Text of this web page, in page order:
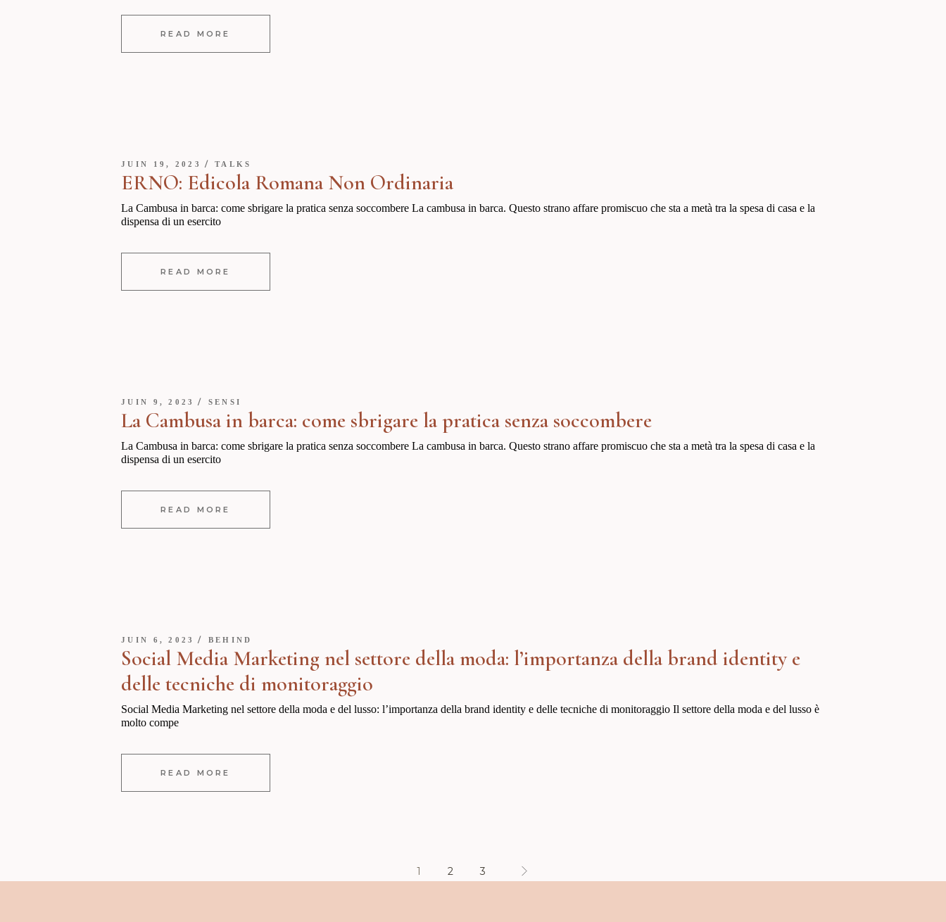
READ MORE
JUIN 19, 2023 TALKS
ERNO: Edicola Romana Non Ordinaria
La Cambusa in barca: come sbrigare la pratica senza soccombere La cambusa in barca. Questo strano affare promiscuo che sta a metà tra la spesa di casa e la
dispensa di un esercito
READ MORE
JUIN 9, 2023 SENSI
La Cambusa in barca: come sbrigare la pratica senza soccombere
La Cambusa in barca: come sbrigare la pratica senza soccombere La cambusa in barca. Questo strano affare promiscuo che sta a metà tra la spesa di casa e la
dispensa di un esercito
READ MORE
JUIN 6, 2023 BEHIND
Social Media Marketing nel settore della moda: l’importanza della brand identity e
delle tecniche di monitoraggio
Social Media Marketing nel settore della moda e del lusso: l’importanza della brand identity e delle tecniche di monitoraggio Il settore della moda e del lusso è
molto compe
READ MORE
1 2 3